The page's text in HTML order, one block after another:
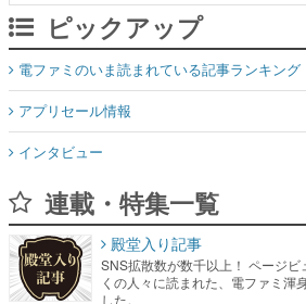
アプリセール情報
インタビュー
連載・特集一覧
くの人々に読まれた、電ファミ渾
した。
ゲームの企画書
名作ゲームクリエイターの方々に
し、ヒットする企画（ゲーム）と